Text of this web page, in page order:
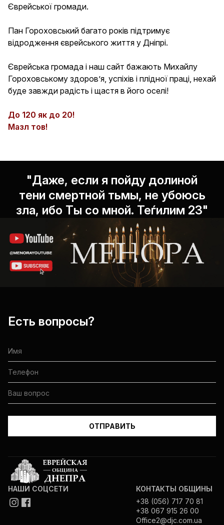
Єврейської громади.
Пан Гороховський багато років підтримує
відродження єврейського життя у Дніпрі.
Єврейська громада і наш сайт бажають Михайлу
Гороховському здоровʼя, успіхів і плідної праці, нехай
буде завжди радість і щастя в його оселі!
До 120 як до 20!
Мазл тов!
"Даже, если я пойду долиной
тени смертной тьмы, не убоюсь
зла, ибо Ты со мной. Теѓилим 23"
Есть вопросы?
НАШИ СОЦСЕТИ
КОНТАКТЫ ОБЩИНЫ
+38 (056) 717 70 81
+38 067 915 26 00
Office2@djc.com.ua